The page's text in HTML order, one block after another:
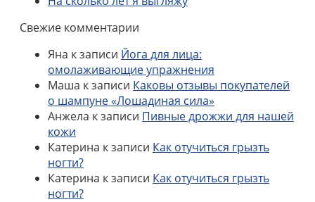
Свежие комментарии
Яна к записи Йога для лица:
омолаживающие упражнения
Маша к записи Каковы отзывы покупателей
о шампуне «Лошадиная сила»
Анжела к записи Пивные дрожжи для нашей
кожи
Катерина к записи Как отучиться грызть
ногти?
Катерина к записи Как отучиться грызть
ногти?